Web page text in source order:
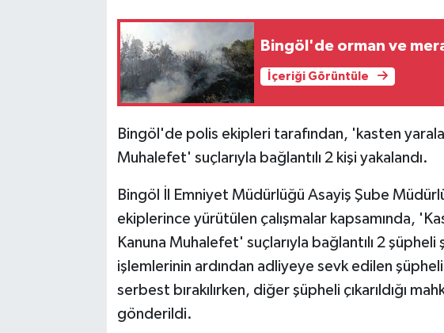
Bingöl'de orman ve
İçeriği Görüntüle
Bingöl'de polis ekipleri tarafından, 'kasten
Muhalefet' suçlarıyla bağlantılı 2 kişi yakalandı.
Bingöl İl Emniyet Müdürlüğü Asayiş Şube
ekiplerince yürütülen çalışmalar kapsamında,
Kanuna Muhalefet' suçlarıyla bağlantılı 2 şüpheli
işlemlerinin ardından adliyeye sevk edilen
serbest bırakılırken, diğer şüpheli çıkarıldığı
gönderildi.